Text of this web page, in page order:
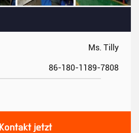
Ms. Tilly
86-180-1189-7808
Kontakt jetzt